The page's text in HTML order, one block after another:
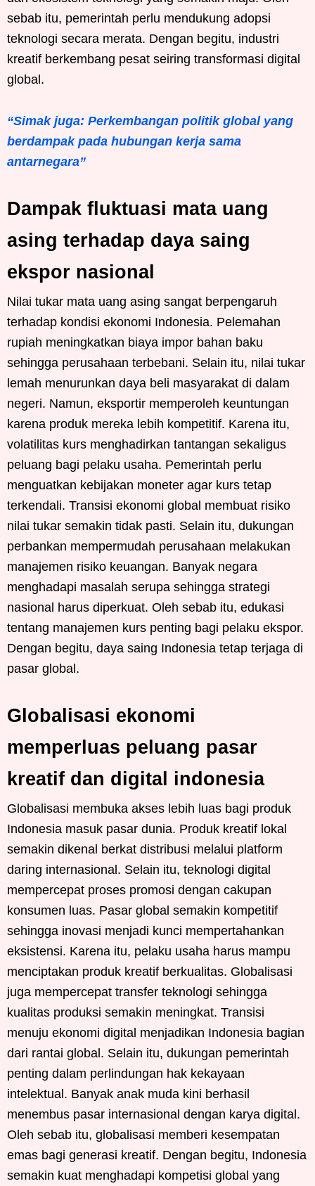
sebab itu, pemerintah perlu mendukung adopsi
teknologi secara merata. Dengan begitu, industri
kreatif berkembang pesat seiring transformasi digital
global.
“Simak juga: Perkembangan politik global yang
berdampak pada hubungan kerja sama
antarnegara”
Dampak fluktuasi mata uang
asing terhadap daya saing
ekspor nasional
Nilai tukar mata uang asing sangat berpengaruh
terhadap kondisi ekonomi Indonesia. Pelemahan
rupiah meningkatkan biaya impor bahan baku
sehingga perusahaan terbebani. Selain itu, nilai tukar
lemah menurunkan daya beli masyarakat di dalam
negeri. Namun, eksportir memperoleh keuntungan
karena produk mereka lebih kompetitif. Karena itu,
volatilitas kurs menghadirkan tantangan sekaligus
peluang bagi pelaku usaha. Pemerintah perlu
menguatkan kebijakan moneter agar kurs tetap
terkendali. Transisi ekonomi global membuat risiko
nilai tukar semakin tidak pasti. Selain itu, dukungan
perbankan mempermudah perusahaan melakukan
manajemen risiko keuangan. Banyak negara
menghadapi masalah serupa sehingga strategi
nasional harus diperkuat. Oleh sebab itu, edukasi
tentang manajemen kurs penting bagi pelaku ekspor.
Dengan begitu, daya saing Indonesia tetap terjaga di
pasar global.
Globalisasi ekonomi
memperluas peluang pasar
kreatif dan digital indonesia
Globalisasi membuka akses lebih luas bagi produk
Indonesia masuk pasar dunia. Produk kreatif lokal
semakin dikenal berkat distribusi melalui platform
daring internasional. Selain itu, teknologi digital
mempercepat proses promosi dengan cakupan
konsumen luas. Pasar global semakin kompetitif
sehingga inovasi menjadi kunci mempertahankan
eksistensi. Karena itu, pelaku usaha harus mampu
menciptakan produk kreatif berkualitas. Globalisasi
juga mempercepat transfer teknologi sehingga
kualitas produksi semakin meningkat. Transisi
menuju ekonomi digital menjadikan Indonesia bagian
dari rantai global. Selain itu, dukungan pemerintah
penting dalam perlindungan hak kekayaan
intelektual. Banyak anak muda kini berhasil
menembus pasar internasional dengan karya digital.
Oleh sebab itu, globalisasi memberi kesempatan
emas bagi generasi kreatif. Dengan begitu, Indonesia
semakin kuat menghadapi kompetisi global yang